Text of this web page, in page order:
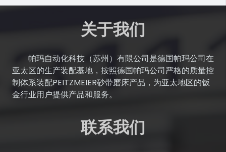
关于我们
帕玛自动化科技（苏州）有限公司是德国帕玛公司在
亚太区的生产装配基地，按照德国帕玛公司严格的质量控
制体系装配PEITZMEIER砂带磨床产品，为亚太地区的钣
金行业用户提供产品和服务。
联系我们